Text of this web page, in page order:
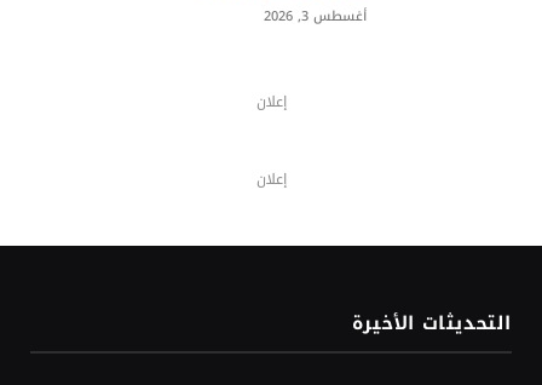
أغسطس 3, 2026
إعلان
إعلان
التحديثات الأخيرة